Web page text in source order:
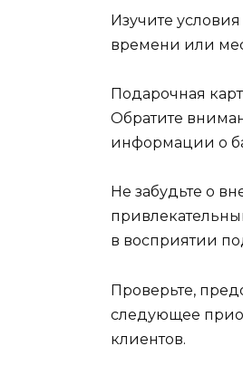
Изучите
времени или
Подарочная
Обратите
информации о
Не забудьте о
в восприятии
Проверьте,
следующее
клиентов.